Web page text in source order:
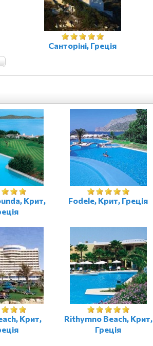
Санторіні, Греція
Крит,
Fodele, Крит, Греція
Крит,
Rithymno Beach, Крит,
Греція